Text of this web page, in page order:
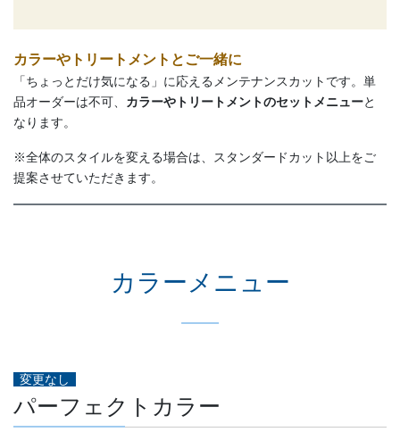
カラーやトリートメントとご一緒に
「ちょっとだけ気になる」に応えるメンテナンスカットです。単
品オーダーは不可、 カラーやトリートメントのセットメニューと
なります。
※全体のスタイルを変える場合は、スタンダードカット以上をご
提案させていただきます。
カラーメニュー
変更なし
パーフェクトカラー